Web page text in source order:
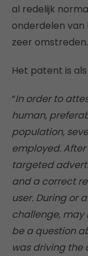
al redelijk
onderdelen
zeer omstreden.
Het patent is
“In order to
human,
population,
employed.
targeted
and a correct
user. During or
challenge, may
be a question
was driving the